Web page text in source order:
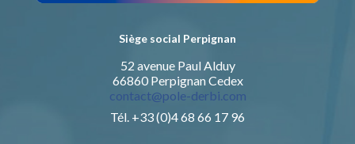
Siège social Perpignan
52 avenue Paul Alduy
66860 Perpignan Cedex
contact@pole-derbi.com
Tél. +33 (0)4 68 66 17 96